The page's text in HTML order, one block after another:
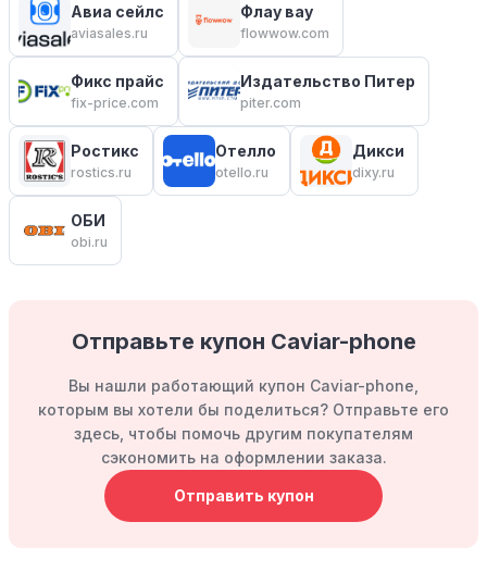
Авиа сейлс
aviasales.ru
Флау вау
flowwow.com
Фикс прайс
fix-price.com
Издательство Питер
piter.com
Ростикс
rostics.ru
Отелло
otello.ru
Дикси
dixy.ru
ОБИ
obi.ru
Отправьте купон Caviar-phone
Вы нашли работающий купон Caviar-phone,
которым вы хотели бы поделиться? Отправьте его
здесь, чтобы помочь другим покупателям
сэкономить на оформлении заказа.
Отправить купон